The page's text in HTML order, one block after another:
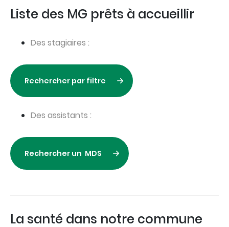
Liste des MG prêts à accueillir
Des stagiaires :
Rechercher par filtre
Des assistants :
Rechercher un MDS
La santé dans notre commune